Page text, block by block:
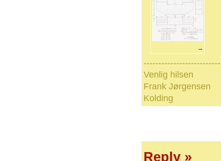
→
Venlig hilsen
Frank Jørgensen
Kolding
Reply »